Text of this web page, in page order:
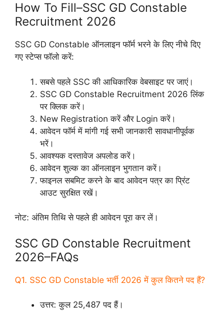
How To Fill–SSC GD Constable
Recruitment 2026
SSC GD Constable ऑनलाइन फॉर्म भरने के लिए नीचे दिए
गए स्टेप्स फॉलो करें:
सबसे पहले SSC की आधिकारिक वेबसाइट पर जाएं।
SSC GD Constable Recruitment 2026 लिंक
पर क्लिक करें।
New Registration करें और Login करें।
आवेदन फॉर्म में मांगी गई सभी जानकारी सावधानीपूर्वक
भरें।
आवश्यक दस्तावेज अपलोड करें।
आवेदन शुल्क का ऑनलाइन भुगतान करें।
फाइनल सबमिट करने के बाद आवेदन पत्र का प्रिंट
आउट सुरक्षित रखें।
नोट: अंतिम तिथि से पहले ही आवेदन पूरा कर लें।
SSC GD Constable Recruitment
2026–FAQs
Q1. SSC GD Constable भर्ती 2026 में कुल कितने पद हैं?
उत्तर: कुल 25,487 पद हैं।